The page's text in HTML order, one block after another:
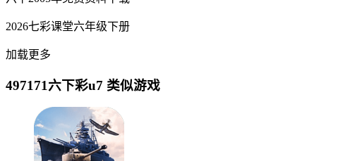
2026七彩课堂六年级下册
加载更多
497171六下彩u7 类似游戏